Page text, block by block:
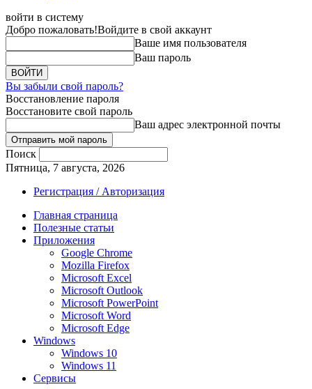
войти в систему
Добро пожаловать!Войдите в свой аккаунт
Ваше имя пользователя
Ваш пароль
Вы забыли свой пароль?
Восстановление пароля
Восстановите свой пароль
Ваш адрес электронной почты
Поиск
Пятница, 7 августа, 2026
Регистрация / Авторизация
Главная страница
Полезные статьи
Приложения
Google Chrome
Mozilla Firefox
Microsoft Excel
Microsoft Outlook
Microsoft PowerPoint
Microsoft Word
Microsoft Edge
Windows
Windows 10
Windows 11
Сервисы